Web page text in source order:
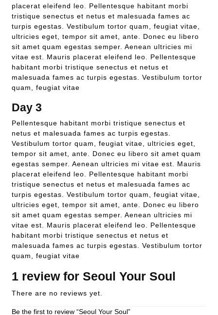
placerat eleifend leo. Pellentesque habitant morbi
tristique senectus et netus et malesuada fames ac
turpis egestas. Vestibulum tortor quam, feugiat vitae,
ultricies eget, tempor sit amet, ante. Donec eu libero
sit amet quam egestas semper. Aenean ultricies mi
vitae est. Mauris placerat eleifend leo. Pellentesque
habitant morbi tristique senectus et netus et
malesuada fames ac turpis egestas. Vestibulum tortor
quam, feugiat vitae
Day 3
Pellentesque habitant morbi tristique senectus et
netus et malesuada fames ac turpis egestas.
Vestibulum tortor quam, feugiat vitae, ultricies eget,
tempor sit amet, ante. Donec eu libero sit amet quam
egestas semper. Aenean ultricies mi vitae est. Mauris
placerat eleifend leo. Pellentesque habitant morbi
tristique senectus et netus et malesuada fames ac
turpis egestas. Vestibulum tortor quam, feugiat vitae,
ultricies eget, tempor sit amet, ante. Donec eu libero
sit amet quam egestas semper. Aenean ultricies mi
vitae est. Mauris placerat eleifend leo. Pellentesque
habitant morbi tristique senectus et netus et
malesuada fames ac turpis egestas. Vestibulum tortor
quam, feugiat vitae
1 review for Seoul Your Soul
There are no reviews yet.
Be the first to review “Seoul Your Soul”